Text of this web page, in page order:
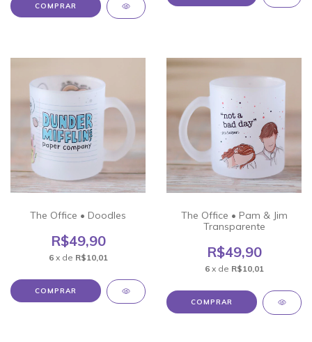
The Office • Doodles
R$49,90
6 x de R$10,01
The Office • Pam & Jim
Transparente
R$49,90
6 x de R$10,01